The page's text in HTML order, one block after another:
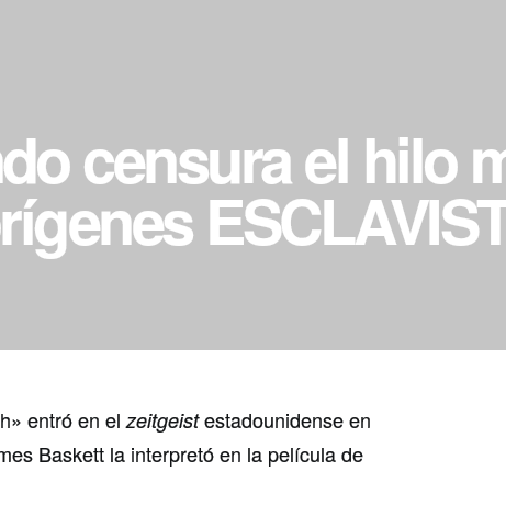
censura el hilo
entró en elzeitgeistestadounidense en
Baskett la interpretó en la película de